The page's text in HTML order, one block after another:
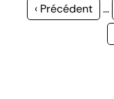
Page
‹ Précédent …